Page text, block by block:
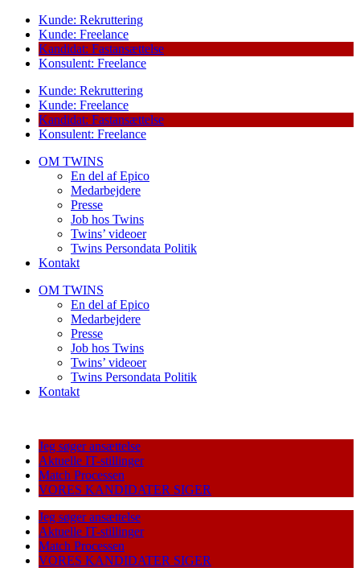
Kunde: Rekruttering
Kunde: Freelance
Kandidat: Fastansættelse
Konsulent: Freelance
Kunde: Rekruttering
Kunde: Freelance
Kandidat: Fastansættelse
Konsulent: Freelance
OM TWINS
En del af Epico
Medarbejdere
Presse
Job hos Twins
Twins’ videoer
Twins Persondata Politik
Kontakt
OM TWINS
En del af Epico
Medarbejdere
Presse
Job hos Twins
Twins’ videoer
Twins Persondata Politik
Kontakt
Jeg søger ansættelse
Aktuelle IT-stillinger
Match Processen
VORES KANDIDATER SIGER
Jeg søger ansættelse
Aktuelle IT-stillinger
Match Processen
VORES KANDIDATER SIGER